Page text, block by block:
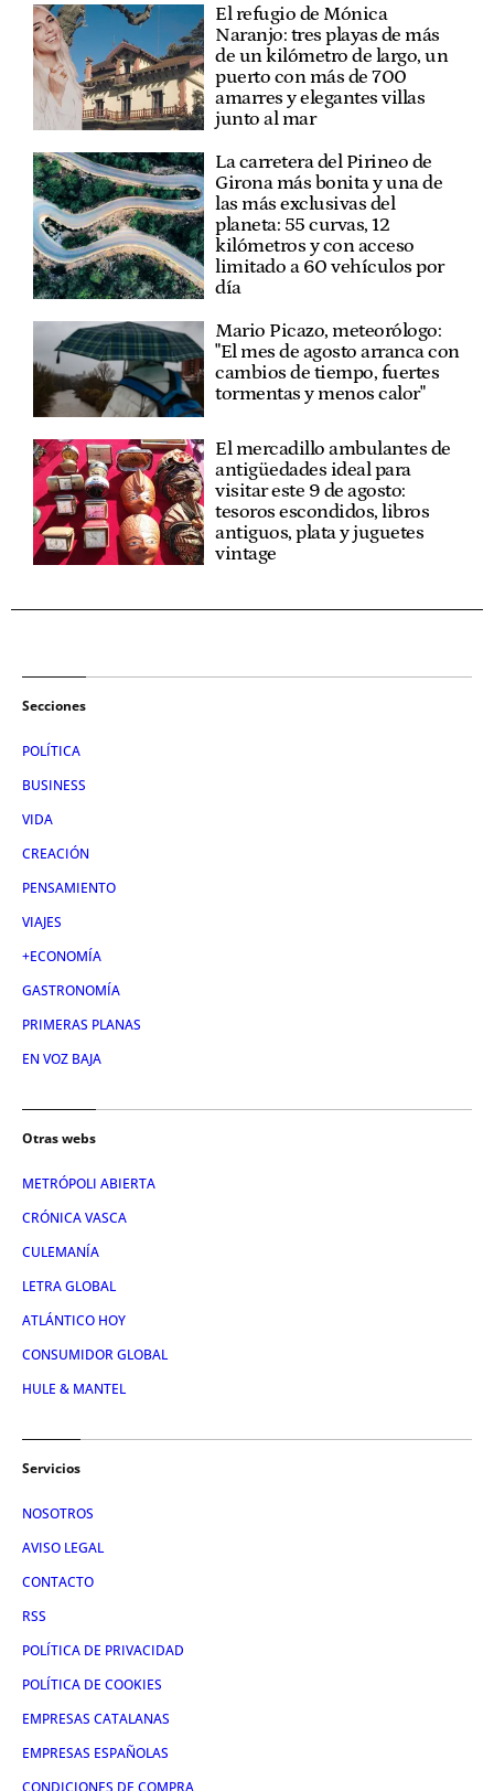
El refugio de Mónica
Naranjo: tres playas de más
de un kilómetro de largo, un
puerto con más de 700
amarres y elegantes villas
junto al mar
La carretera del Pirineo de
Girona más bonita y una de
las más exclusivas del
planeta: 55 curvas, 12
kilómetros y con acceso
limitado a 60 vehículos por
día
Mario Picazo, meteorólogo:
"El mes de agosto arranca con
cambios de tiempo, fuertes
tormentas y menos calor"
El mercadillo ambulantes de
antigüedades ideal para
visitar este 9 de agosto:
tesoros escondidos, libros
antiguos, plata y juguetes
vintage
Secciones
POLÍTICA
BUSINESS
VIDA
CREACIÓN
PENSAMIENTO
VIAJES
+ECONOMÍA
GASTRONOMÍA
PRIMERAS PLANAS
EN VOZ BAJA
Otras webs
METRÓPOLI ABIERTA
CRÓNICA VASCA
CULEMANÍA
LETRA GLOBAL
ATLÁNTICO HOY
CONSUMIDOR GLOBAL
HULE & MANTEL
Servicios
NOSOTROS
AVISO LEGAL
CONTACTO
RSS
POLÍTICA DE PRIVACIDAD
POLÍTICA DE COOKIES
EMPRESAS CATALANAS
EMPRESAS ESPAÑOLAS
CONDICIONES DE COMPRA